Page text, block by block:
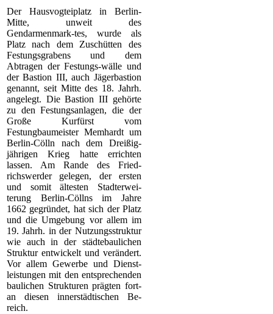
Der Hausvogteiplatz in Berlin-
Mitte, unweit des
Gendarmenmark-tes, wurde als
Platz nach dem Zuschütten des
Festungsgrabens und dem
Abtragen der Festungs-wälle und
der Bastion III, auch Jägerbastion
genannt, seit Mitte des 18. Jahrh.
angelegt. Die Bastion III gehörte
zu den Festungsanlagen, die der
Große Kurfürst vom
Festungbaumeister Memhardt um
Berlin-Cölln nach dem Dreißig-
jährigen Krieg hatte errichten
lassen. Am Rande des Fried-
richswerder gelegen, der ersten
und somit ältesten Stadterwei-
terung Berlin-Cöllns im Jahre
1662 gegründet, hat sich der Platz
und die Umgebung vor allem im
19. Jahrh. in der Nutzungsstruktur
wie auch in der städtebaulichen
Struktur entwickelt und verändert.
Vor allem Gewerbe und Dienst-
leistungen mit den entsprechenden
baulichen Strukturen prägten fort-
an diesen innerstädtischen Be-
reich.